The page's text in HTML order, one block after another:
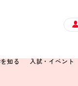
知る 入試・イベント